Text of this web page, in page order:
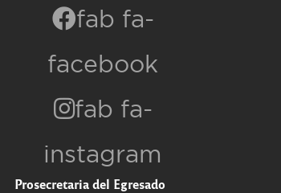
fab fa-
facebook
fab fa-
instagram
Prosecretaria del Egresado